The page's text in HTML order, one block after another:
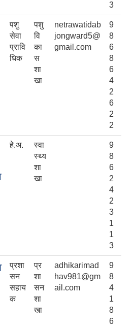
3
पशु
सेवा
प्रावि
धिक
पशु
वि
का
स
शा
खा
netrawatidab
jongward5@
gmail.com
9
8
6
8
6
4
2
6
2
2
हे.अ.
स्वा
स्थ्य
शा
खा
9
8
6
2
4
2
3
1
1
3
प्रशा
सन
सहाय
क
प्र
शा
सन
शा
खा
adhikarimad
hav981@gm
ail.com
9
8
4
1
8
6